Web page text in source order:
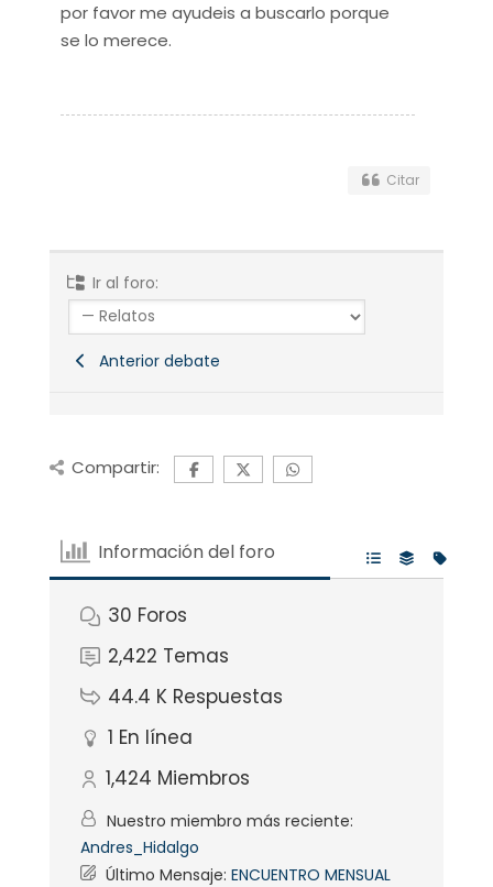
por favor me ayudeis a buscarlo porque
se lo merece.
Citar
Ir al foro:
Anterior debate
Compartir:
Información del foro
30 Foros
2,422 Temas
44.4 K Respuestas
1 En línea
1,424 Miembros
Nuestro miembro más reciente:
Andres_Hidalgo
Último Mensaje: ENCUENTRO MENSUAL